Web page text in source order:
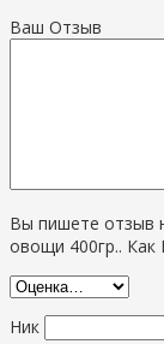
Ваш Отзыв
Вы пишете отзыв
овощи 400гр.. Как
Ник